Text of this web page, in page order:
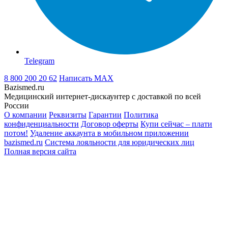
Telegram
8 800 200 20 62 Написать MAX
Bazismed.ru
Медицинский интернет-дискаунтер с доставкой по всей
России
О компании Реквизиты Гарантии Политика
конфиденциальности Договор оферты Купи сейчас – плати
потом! Удаление аккаунта в мобильном приложении
bazismed.ru Система лояльности для юридических лиц
Полная версия сайта